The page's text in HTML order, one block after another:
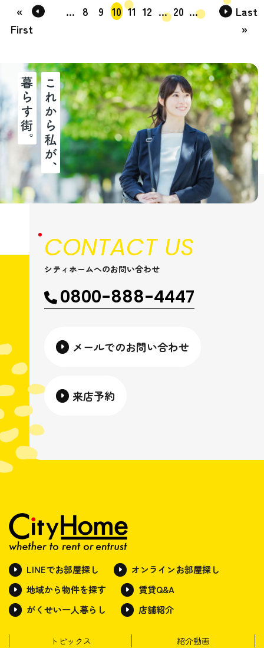
«
First
... 8 9 10 11 12 ... 20 ...
Last
»
CONTACT US
シティホームへのお問い合わせ
0800-888-4447
メールでのお問い合わせ
来店予約
LINEでお部屋探し
オンラインお部屋探し
地域から物件を探す
賃貸Q&A
がくせい一人暮らし
店舗紹介
トピックス 紹介動画